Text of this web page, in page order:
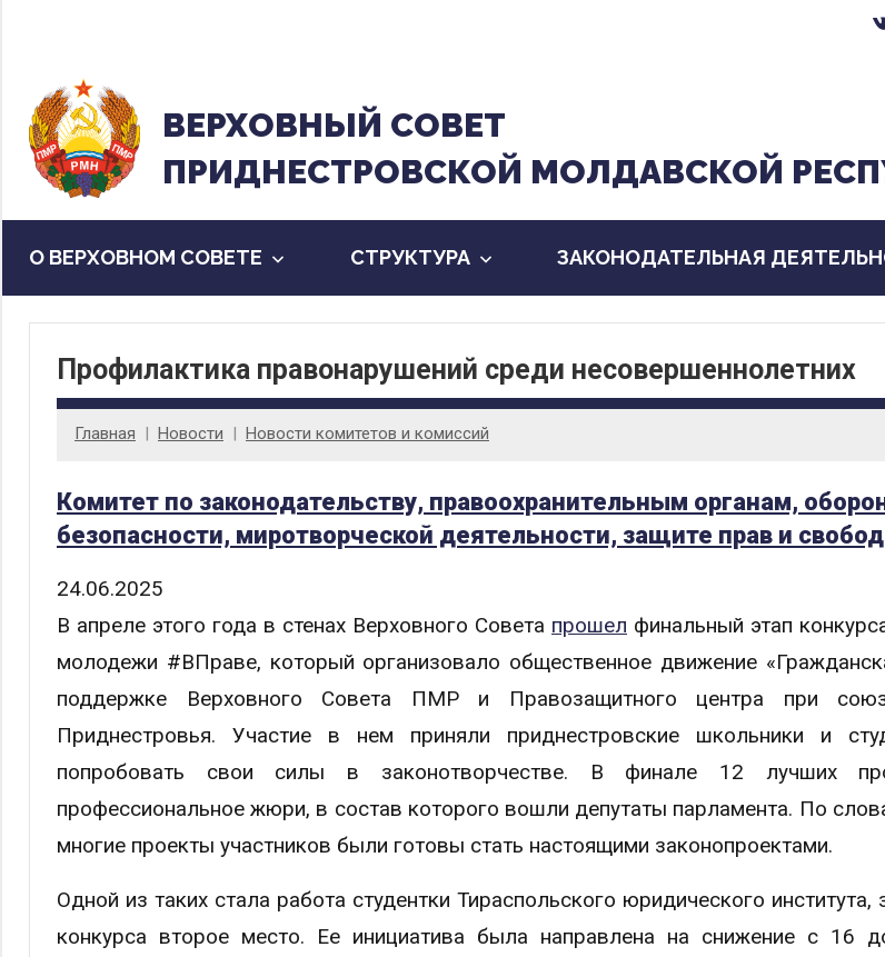
содержанию
ВЕРХОВНЫЙ CОВЕТ
ПРИДНЕСТРОВСКОЙ МОЛДАВСКОЙ
О ВЕРХОВНОМ СОВЕТЕ CТРУКТУРА ЗАКОНОДАТЕЛЬНАЯ
Профилактика правонарушений среди несовершеннолетних
Главная Новости Новости комитетов и комиссий
Комитет по законодательству, правоохранительным органам,
безопасности, миротворческой деятельности, защите прав и
24.06.2025
В апреле этого года в стенах Верховного Совета прошел финальный этап
молодежи #ВПраве, который организовало общественное движение
поддержке Верховного Совета ПМР и Правозащитного центра при
Приднестровья. Участие в нем приняли приднестровские школьники и
попробовать свои силы в законотворчестве. В финале 12 лучших
профессиональное жюри, в состав которого вошли депутаты парламента. По
многие проекты участников были готовы стать настоящими законопроектами.
Одной из таких стала работа студентки Тираспольского юридического
конкурса второе место. Ее инициатива была направлена на снижение с 16